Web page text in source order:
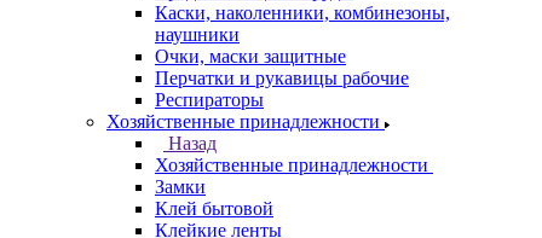
Каски, наколенники, комбинезоны,
наушники
Очки, маски защитные
Перчатки и рукавицы рабочие
Респираторы
Хозяйственные принадлежности
Назад
Хозяйственные принадлежности
Замки
Клей бытовой
Клейкие ленты